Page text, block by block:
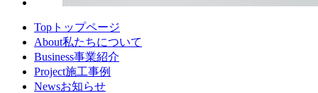
Top トップページ
About私たちについて
Business事業紹介
Project施工事例
Newsお知らせ